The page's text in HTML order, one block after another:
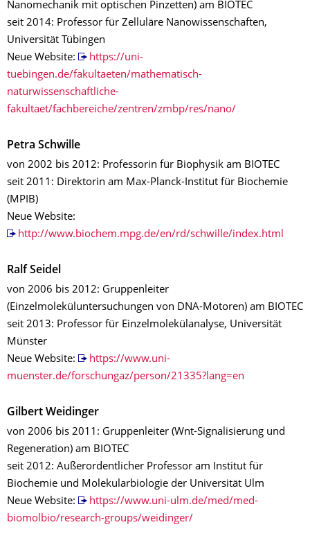
Nanomechanik mit optischen Pinzetten) am BIOTEC
seit 2014: Professor für Zelluläre Nanowissenschaften,
Universität Tübingen
Neue Website:
https://uni-
tuebingen.de/fakultaeten/mathematisch-
naturwissenschaftliche-
fakultaet/fachbereiche/zentren/zmbp/res/nano/
Petra Schwille
von 2002 bis 2012: Professorin für Biophysik am BIOTEC
seit 2011: Direktorin am Max-Planck-Institut für Biochemie
(MPIB)
Neue Website:
http://www.biochem.mpg.de/en/rd/schwille/index.html
Ralf Seidel
von 2006 bis 2012: Gruppenleiter
(Einzelmoleküluntersuchungen von DNA-Motoren) am BIOTEC
seit 2013: Professor für Einzelmolekülanalyse, Universität
Münster
Neue Website:
https://www.uni-
muenster.de/forschungaz/person/21335?lang=en
Gilbert Weidinger
von 2006 bis 2011: Gruppenleiter (Wnt-Signalisierung und
Regeneration) am BIOTEC
seit 2012: Außerordentlicher Professor am Institut für
Biochemie und Molekularbiologie der Universität Ulm
Neue Website:
https://www.uni-ulm.de/med/med-
biomolbio/research-groups/weidinger/